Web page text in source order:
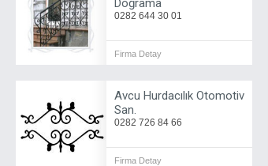
Doğrama
0282 644 30 01
Firma Detay
Avcu Hurdacılık Otomotiv
San.
0282 726 84 66
Firma Detay